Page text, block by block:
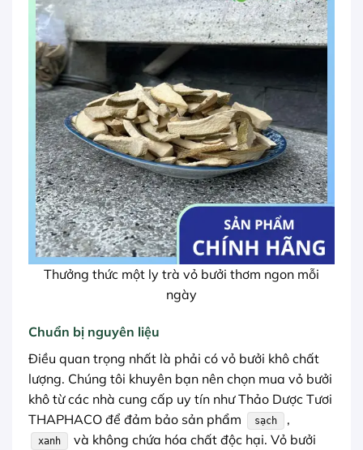
Thưởng thức một ly trà vỏ bưởi thơm ngon mỗi
ngày
Chuẩn bị nguyên liệu
Điều quan trọng nhất là phải có vỏ bưởi khô chất
lượng. Chúng tôi khuyên bạn nên chọn mua vỏ bưởi
khô từ các nhà cung cấp uy tín như Thảo Dược Tươi
THAPHACO để đảm bảo sản phẩm
sạch ,
xanh
và không chứa hóa chất độc hại. Vỏ bưởi